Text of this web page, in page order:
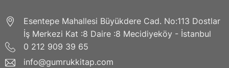
Esentepe Mahallesi Büyükdere Cad. No:113 Dostlar
İş Merkezi Kat :8 Daire :8 Mecidiyeköy - İstanbul
0 212 909 39 65
info@gumrukkitap.com